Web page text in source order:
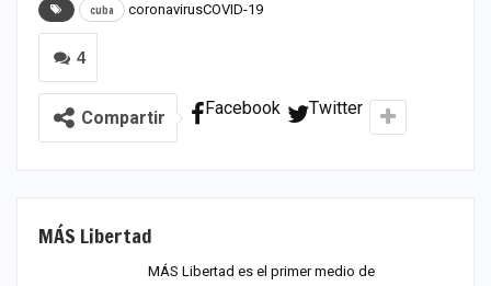
coronavirusCOVID-19
cuba
4
Compartir Facebook Twitter
MÁS Libertad
MÁS Libertad es el primer medio de